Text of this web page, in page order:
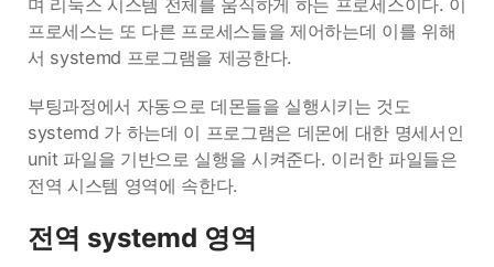
며 리눅스 시스템 전체를 움직하게 하는 프로세스이다. 이
프로세스는 또 다른 프로세스들을 제어하는데 이를 위해
서 systemd 프로그램을 제공한다.
부팅과정에서 자동으로 데몬들을 실행시키는 것도
systemd 가 하는데 이 프로그램은 데몬에 대한 명세서인
unit 파일을 기반으로 실행을 시켜준다. 이러한 파일들은
전역 시스템 영역에 속한다.
전역 systemd 영역